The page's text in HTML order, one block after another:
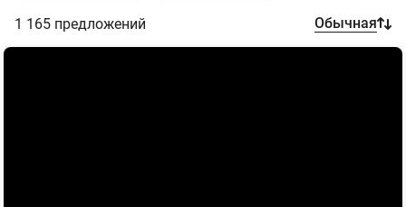
1 165 предложений Обычная